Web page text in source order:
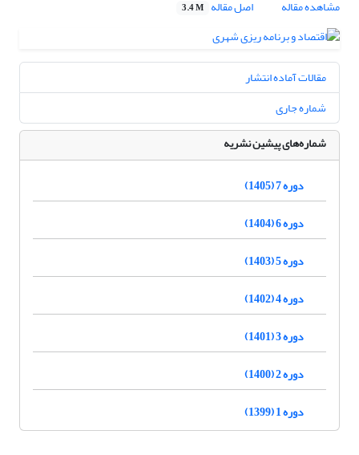
مشاهده مقاله
اصل مقاله 3.4 M
مقالات آماده انتشار
شماره جاری
شماره‌های پیشین نشریه
دوره 7 (1405)
دوره 6 (1404)
دوره 5 (1403)
دوره 4 (1402)
دوره 3 (1401)
دوره 2 (1400)
دوره 1 (1399)